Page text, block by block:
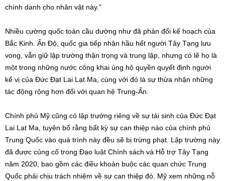
chính danh cho nhân vật này.”
Nhiều cường quốc toàn cầu dường như đã phản đối kế hoạch của
Bắc Kinh. Ấn Độ, quốc gia tiếp nhận hầu hết người Tây Tạng lưu
vong, vẫn giữ lập trường thận trọng và trung lập, nhưng có lẽ họ là
một trong những nước công khai ủng hộ quyền quyết định người
kế vị của Đức Đạt Lai Lạt Ma, cùng với đó là sự thừa nhận những
tác động rộng hơn đối với quan hệ Trung-Ấn.
Chính phủ Mỹ cũng có lập trường riêng về sự tái sinh của Đức Đạt
Lai Lạt Ma, tuyên bố rằng bất kỳ sự can thiệp nào của chính phủ
Trung Quốc vào quá trình này đều sẽ bị trừng phạt. Lập trường này
đã được củng cố trong Đạo luật Chính sách và Hỗ trợ Tây Tạng
năm 2020, bao gồm các điều khoản buộc các quan chức Trung
Quốc phải chịu trách nhiệm về sự can thiệp đó. Mỹ xem những nỗ